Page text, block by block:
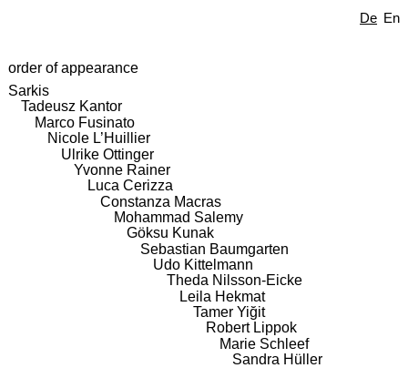
De En
order of appearance
Sarkis
Tadeusz Kantor
Marco Fusinato
Nicole L’Huillier
Ulrike Ottinger
Yvonne Rainer
Luca Cerizza
Constanza Macras
Mohammad Salemy
Göksu Kunak
Sebastian Baumgarten
Udo Kittelmann
Theda Nilsson-Eicke
Leila Hekmat
Tamer Yiğit
Robert Lippok
Marie Schleef
Sandra Hüller